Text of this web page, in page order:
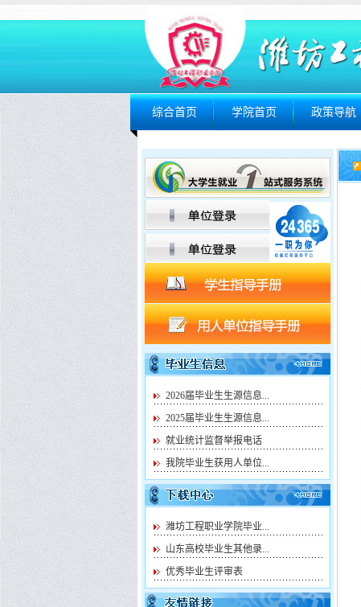
综合首页 学院首页 政策导航
2026届毕业生生源信息...
2025届毕业生生源信息...
就业统计监督举报电话
我院毕业生获用人单位...
潍坊工程职业学院毕业...
山东高校毕业生其他录...
优秀毕业生评审表